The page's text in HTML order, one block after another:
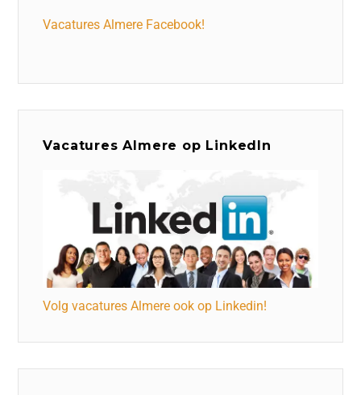
Vacatures Almere Facebook!
Vacatures Almere op LinkedIn
Volg vacatures Almere ook op Linkedin!